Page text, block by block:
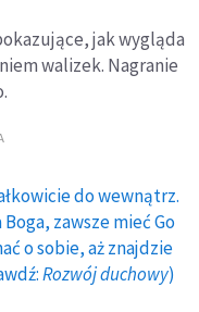
jak wygląda
walizek. Nagranie
do wewnątrz.
zawsze mieć Go
o sobie, aż znajdzie
Rozwój duchowy)